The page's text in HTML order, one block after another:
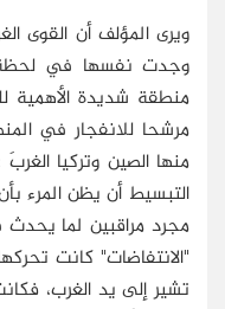
ويرى المؤلف أن القوى
وجدت نفسها في لحظة
منطقة شديدة الأهمية
مرشحا للانفجار في
منها الصين وتركيا
التبسيط أن يظن المرء
مجرد مراقبين لما
"الانتفاضات" كانت
تشير إلى يد الغرب،